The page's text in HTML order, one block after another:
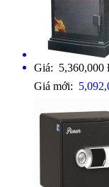
Giá: 5,360,000
Giá mới: